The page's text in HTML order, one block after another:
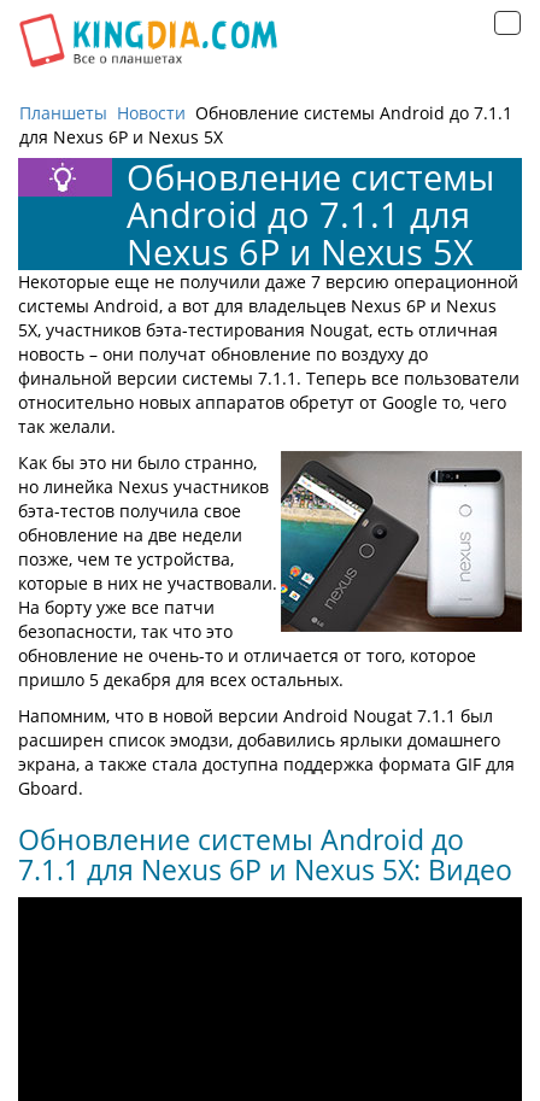
Планшеты Новости Обновление системы Android до 7.1.1
для Nexus 6P и Nexus 5X
Обновление системы
Android до 7.1.1 для
Nexus 6P и Nexus 5X
Некоторые еще не получили даже 7 версию операционной
системы Android, а вот для владельцев Nexus 6P и Nexus
5X, участников бэта-тестирования Nougat, есть отличная
новость – они получат обновление по воздуху до
финальной версии системы 7.1.1. Теперь все пользователи
относительно новых аппаратов обретут от Google то, чего
так желали.
Как бы это ни было странно,
но линейка Nexus участников
бэта-тестов получила свое
обновление на две недели
позже, чем те устройства,
которые в них не участвовали.
На борту уже все патчи
безопасности, так что это
обновление не очень-то и отличается от того, которое
пришло 5 декабря для всех остальных.
Напомним, что в новой версии Android Nougat 7.1.1 был
расширен список эмодзи, добавились ярлыки домашнего
экрана, а также стала доступна поддержка формата GIF для
Gboard.
Обновление системы Android до
7.1.1 для Nexus 6P и Nexus 5X: Видео